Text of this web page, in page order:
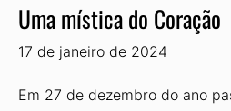
Uma mística do Coração
17 de janeiro de 2024
Em 27 de dezembro do ano